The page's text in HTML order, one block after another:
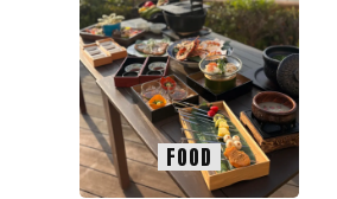
FOOD